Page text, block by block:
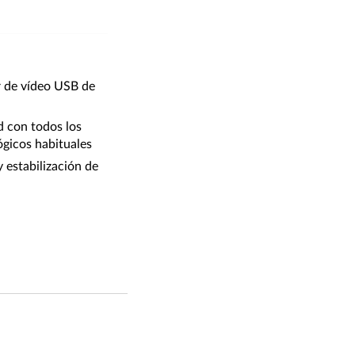
vídeo USB de
con todos los
habituales
estabilización de